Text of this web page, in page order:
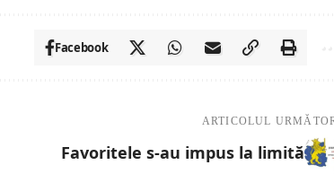
Facebook
ARTICOLUL
Favoritele s-au impus la limită